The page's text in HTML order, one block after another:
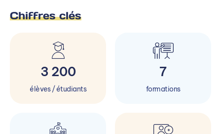
Chiffres clés
3 200
élèves / étudiants
7
formations